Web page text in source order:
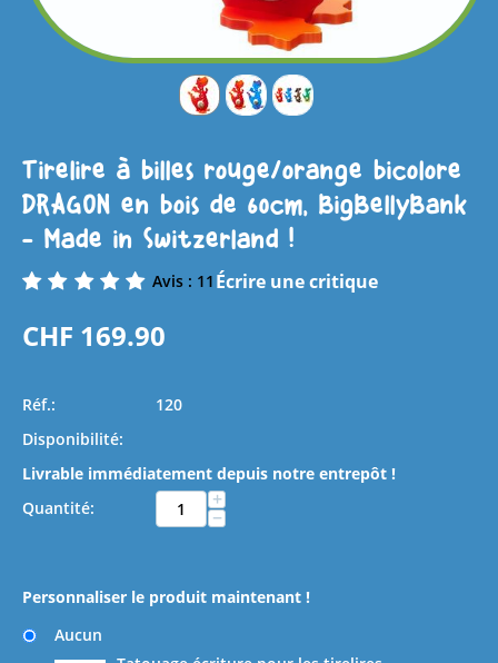
Tirelire à billes rouge/orange bicolore
DRAGON en bois de 60cm, BigBellyBank
- Made in Switzerland !
Avis : 11 Écrire une critique
CHF 169.90
Réf.:
120
Disponibilité:
Livrable immédiatement depuis notre entrepôt !
Quantité:
+
−
Personnaliser le produit maintenant !
Aucun